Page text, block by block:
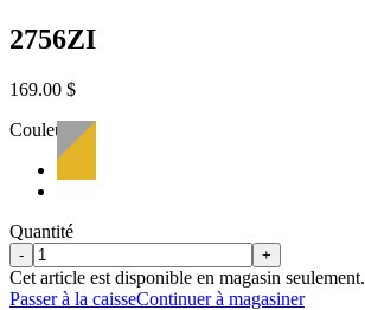
2756ZI
169.00 $
Couleur:
Quantité
- +
Cet article est disponible en magasin seulement.
Passer à la caisseContinuer à magasiner